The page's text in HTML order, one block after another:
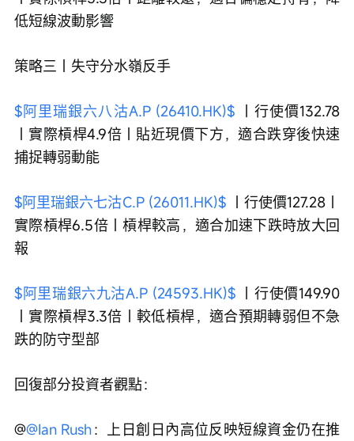
低短線波動影響
策略三｜失守分水嶺反手
$阿里瑞銀六八沽A.P (26410.HK)$ ｜行使價132.78
｜實際槓桿4.9倍｜貼近現價下方，適合跌穿後快速
捕捉轉弱動能
$阿里瑞銀六七沽C.P (26011.HK)$ ｜行使價127.28｜
實際槓桿6.5倍｜槓桿較高，適合加速下跌時放大回
報
$阿里瑞銀六九沽A.P (24593.HK)$ ｜行使價149.90
｜實際槓桿3.3倍｜較低槓桿，適合預期轉弱但不急
跌的防守型部
回復部分投資者觀點：
@@Ian Rush：上日創日內高位反映短線資金仍在推